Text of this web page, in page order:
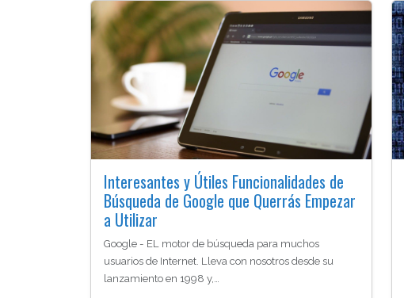
Interesantes y Útiles Funcionalidades de
Búsqueda de Google que Querrás Empezar
a Utilizar
Google - EL motor de búsqueda para muchos
usuarios de Internet. Lleva con nosotros desde su
lanzamiento en 1998 y,…